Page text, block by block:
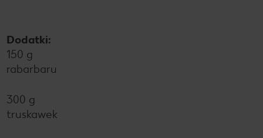
Dodatki:
150 g
rabarbaru
300 g
truskawek